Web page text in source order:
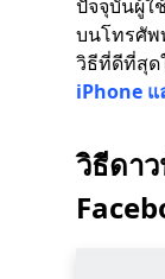
ปัจจุบันผู้ใ
บนโทรศัพ
วิธีที่ดีที่สุด
iPhone
วิธีดา